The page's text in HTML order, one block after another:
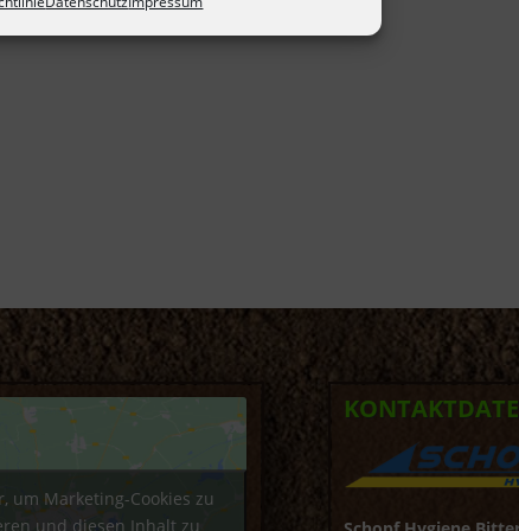
um Marketing-Cookies zu
und diesen Inhalt zu